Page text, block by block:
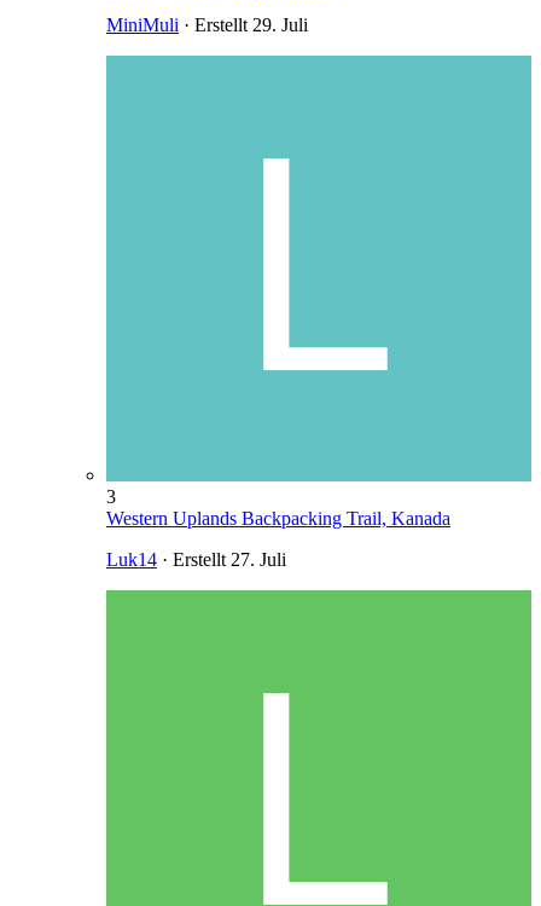
MiniMuli · Erstellt 29. Juli
3
Western Uplands Backpacking Trail, Kanada
Luk14 · Erstellt 27. Juli